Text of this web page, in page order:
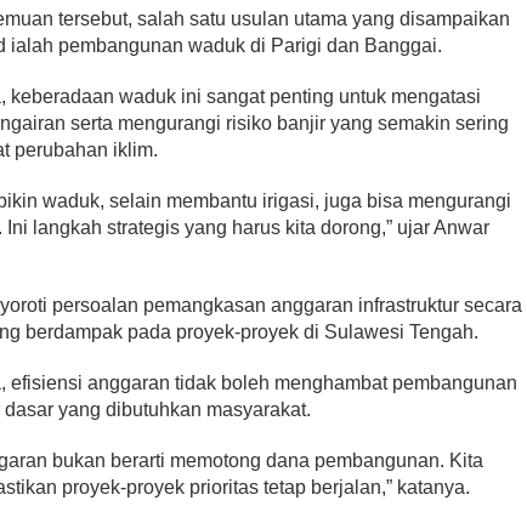
tersebut, salah satu usulan utama yang disampaikan
ialah pembangunan waduk di Parigi dan Banggai.
keberadaan waduk ini sangat penting untuk mengatasi
serta mengurangi risiko banjir yang semakin sering
perubahan iklim.
waduk, selain membantu irigasi, juga bisa mengurangi
Ini langkah strategis yang harus kita dorong,” ujar Anwar
persoalan pemangkasan anggaran infrastruktur secara
berdampak pada proyek-proyek di Sulawesi Tengah.
efisiensi anggaran tidak boleh menghambat pembangunan
dasar yang dibutuhkan masyarakat.
bukan berarti memotong dana pembangunan. Kita
proyek-proyek prioritas tetap berjalan,” katanya.